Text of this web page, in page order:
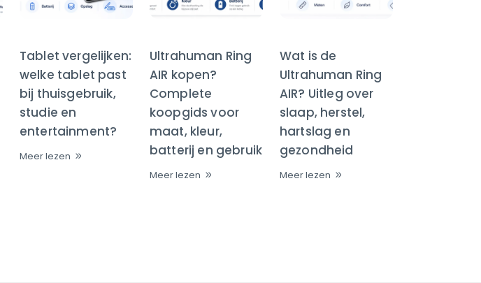
Tablet vergelijken:
welke tablet past
bij thuisgebruik,
studie en
entertainment?
Meer lezen
Ultrahuman Ring
AIR kopen?
Complete
koopgids voor
maat, kleur,
batterij en gebruik
Meer lezen
Wat is de
Ultrahuman Ring
AIR? Uitleg over
slaap, herstel,
hartslag en
gezondheid
Meer lezen